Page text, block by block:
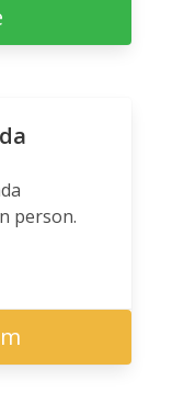
person.